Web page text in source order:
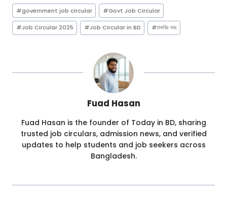
Post
Tags:
#government job circular #Govt Job Circular
#Job Circular 2025 #Job Circular in BD #চাকরির খবর
Fuad Hasan
Fuad Hasan is the founder of Today in BD, sharing
trusted job circulars, admission news, and verified
updates to help students and job seekers across
Bangladesh.